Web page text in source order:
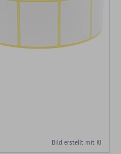
Bild erstellt mit KI